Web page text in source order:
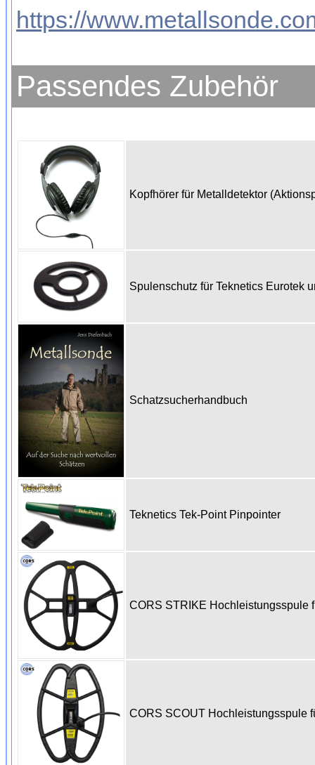
https://
Passendes Zubehör
Kopfhörer für Metalldetektor
Spulenschutz für Teknetics Eurotek
Schatzsucherhandbuch
Teknetics Tek-Point Pinpointer
CORS STRIKE Hochleistungsspule
CORS SCOUT Hochleistungsspule